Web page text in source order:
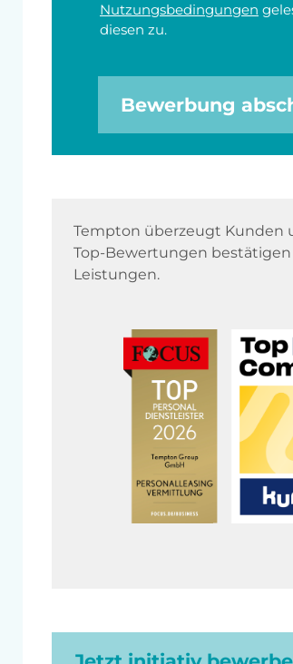
Nutzungsbedingungen
diesen zu.
Bewerbung
Tempton überzeugt Kunden
Top-Bewertungen bestätigen
Leistungen.